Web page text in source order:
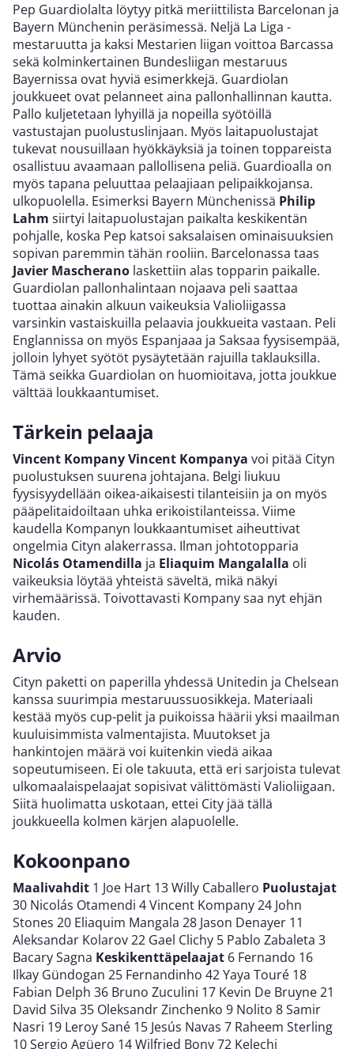
Pep Guardiolalta löytyy pitkä meriittilista Barcelonan ja
Bayern Münchenin peräsimessä. Neljä La Liga -
mestaruutta ja kaksi Mestarien liigan voittoa Barcassa
sekä kolminkertainen Bundesliigan mestaruus
Bayernissa ovat hyviä esimerkkejä. Guardiolan
joukkueet ovat pelanneet aina pallonhallinnan kautta.
Pallo kuljetetaan lyhyillä ja nopeilla syötöillä
vastustajan puolustuslinjaan. Myös laitapuolustajat
tukevat nousuillaan hyökkäyksiä ja toinen toppareista
osallistuu avaamaan pallollisena peliä. Guardioalla on
myös tapana peluuttaa pelaajiaan pelipaikkojansa.
ulkopuolella. Esimerksi Bayern Münchenissä Philip
Lahm siirtyi laitapuolustajan paikalta keskikentän
pohjalle, koska Pep katsoi saksalaisen ominaisuuksien
sopivan paremmin tähän rooliin. Barcelonassa taas
Javier Mascherano laskettiin alas topparin paikalle.
Guardiolan pallonhalintaan nojaava peli saattaa
tuottaa ainakin alkuun vaikeuksia Valioliigassa
varsinkin vastaiskuilla pelaavia joukkueita vastaan. Peli
Englannissa on myös Espanjaaa ja Saksaa fyysisempää,
jolloin lyhyet syötöt pysäytetään rajuilla taklauksilla.
Tämä seikka Guardiolan on huomioitava, jotta joukkue
välttää loukkaantumiset.
Tärkein pelaaja
Vincent KompanyVincent Kompanya voi pitää Cityn
puolustuksen suurena johtajana. Belgi liukuu
fyysisyydellään oikea-aikaisesti tilanteisiin ja on myös
pääpelitaidoiltaan uhka erikoistilanteissa. Viime
kaudella Kompanyn loukkaantumiset aiheuttivat
ongelmia Cityn alakerrassa. Ilman johtotopparia
Nicolás Otamendilla ja Eliaquim Mangalalla oli
vaikeuksia löytää yhteistä säveltä, mikä näkyi
virhemäärissä. Toivottavasti Kompany saa nyt ehjän
kauden.
Arvio
Cityn paketti on paperilla yhdessä Unitedin ja Chelsean
kanssa suurimpia mestaruussuosikkeja. Materiaali
kestää myös cup-pelit ja puikoissa häärii yksi maailman
kuuluisimmista valmentajista. Muutokset ja
hankintojen määrä voi kuitenkin viedä aikaa
sopeutumiseen. Ei ole takuuta, että eri sarjoista tulevat
ulkomaalaispelaajat sopisivat välittömästi Valioliigaan.
Siitä huolimatta uskotaan, ettei City jää tällä
joukkueella kolmen kärjen alapuolelle.
Kokoonpano
Maalivahdit 1 Joe Hart 13 Willy Caballero Puolustajat
30 Nicolás Otamendi 4 Vincent Kompany 24 John
Stones 20 Eliaquim Mangala 28 Jason Denayer 11
Aleksandar Kolarov 22 Gael Clichy 5 Pablo Zabaleta 3
Bacary Sagna Keskikenttäpelaajat 6 Fernando 16
Ilkay Gündogan 25 Fernandinho 42 Yaya Touré 18
Fabian Delph 36 Bruno Zuculini 17 Kevin De Bruyne 21
David Silva 35 Oleksandr Zinchenko 9 Nolito 8 Samir
Nasri 19 Leroy Sané 15 Jesús Navas 7 Raheem Sterling
10 Sergio Agüero 14 Wilfried Bony 72 Kelechi